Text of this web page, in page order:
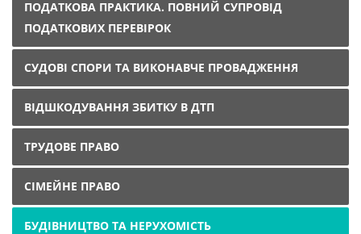
ПОДАТКОВА ПРАКТИКА. ПОВНИЙ СУПРОВІД
ПОДАТКОВИХ ПЕРЕВІРОК
СУДОВІ СПОРИ ТА ВИКОНАВЧЕ ПРОВАДЖЕННЯ
ВІДШКОДУВАННЯ ЗБИТКУ В ДТП
ТРУДОВЕ ПРАВО
СІМЕЙНЕ ПРАВО
БУДІВНИЦТВО ТА НЕРУХОМІСТЬ